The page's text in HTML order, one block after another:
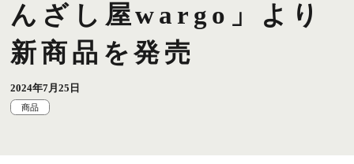
んざし屋wargo」より
新商品を発売
2024年7月25日
商品